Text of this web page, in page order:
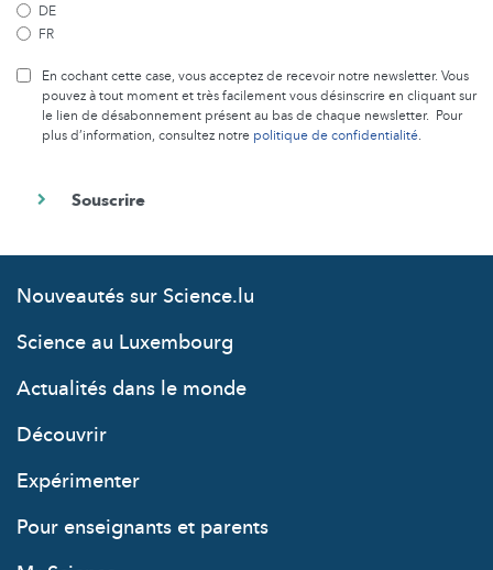
DE
FR
En cochant cette case, vous acceptez de recevoir notre newsletter. Vous
pouvez à tout moment et très facilement vous désinscrire en cliquant sur
le lien de désabonnement présent au bas de chaque newsletter. Pour
plus d’information, consultez notre politique de confidentialité.
Nouveautés sur Science.lu
Science au Luxembourg
Actualités dans le monde
Découvrir
Expérimenter
Pour enseignants et parents